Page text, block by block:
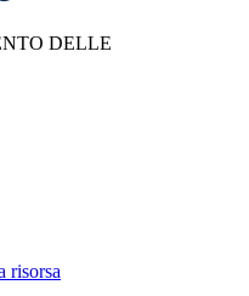
DELLE
risorsa